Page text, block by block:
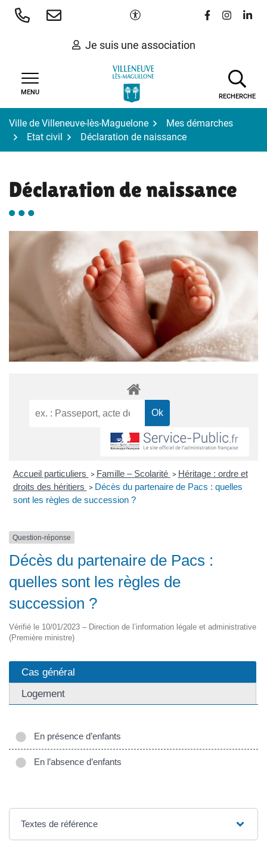
Aller
Paramètres d'accessibilité
Lien vers le
Lien vers
Lien
Je suis une association
MENU
RECHERCHE
Ville de Villeneuve-lès-Maguelone
Mes démarches
Etat civil
Déclaration de naissance
Déclaration de naissance
Accueil particuliers > Famille – Scolarité > Héritage : ordre et
droits des héritiers > Décès du partenaire de Pacs : quelles
sont les règles de succession ?
Question-réponse
Décès du partenaire de Pacs :
quelles sont les règles de
succession ?
Vérifié le 10/01/2023 – Direction de l’information légale et administrative
(Première ministre)
Cas général
Logement
En présence d’enfants
En l’absence d’enfants
Textes de référence